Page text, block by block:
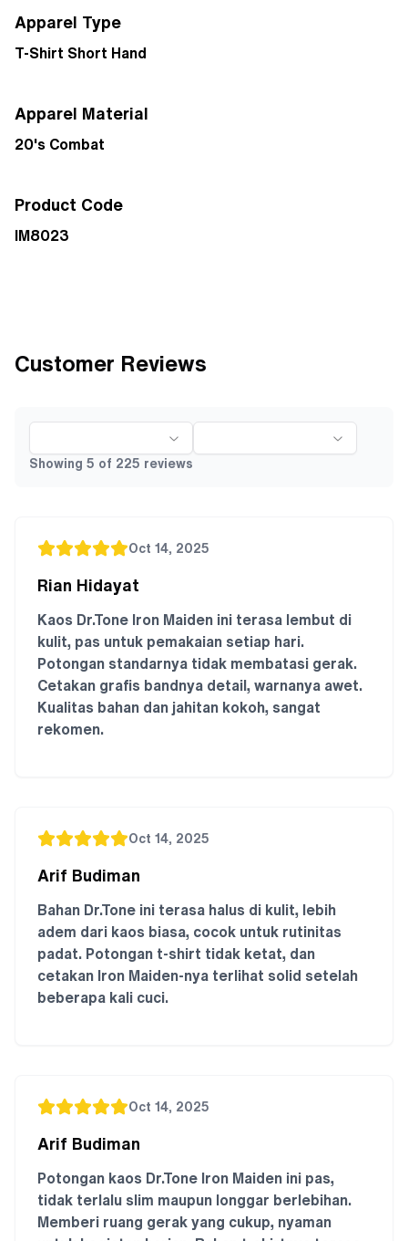
Apparel Type
T-Shirt Short Hand
Apparel Material
20's Combat
Product Code
IM8023
Customer Reviews
Showing 5 of 225 reviews
Oct 14, 2025
Rian Hidayat
Kaos Dr.Tone Iron Maiden ini terasa lembut di
kulit, pas untuk pemakaian setiap hari.
Potongan standarnya tidak membatasi gerak.
Cetakan grafis bandnya detail, warnanya awet.
Kualitas bahan dan jahitan kokoh, sangat
rekomen.
Oct 14, 2025
Arif Budiman
Bahan Dr.Tone ini terasa halus di kulit, lebih
adem dari kaos biasa, cocok untuk rutinitas
padat. Potongan t-shirt tidak ketat, dan
cetakan Iron Maiden-nya terlihat solid setelah
beberapa kali cuci.
Oct 14, 2025
Arif Budiman
Potongan kaos Dr.Tone Iron Maiden ini pas,
tidak terlalu slim maupun longgar berlebihan.
Memberi ruang gerak yang cukup, nyaman